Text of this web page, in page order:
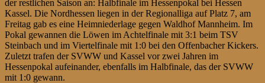
der restlichen Saison an: Halbfinale im Hessenpokal bei Hessen
Kassel. Die Nordhessen liegen in der Regionalliga auf Platz 7, am
Freitag gab es eine Heimniederlage gegen Waldhof Mannheim. Im
Pokal gewannen die Löwen im Achtelfinale mit 3:1 beim TSV
Steinbach und im Viertelfinale mit 1:0 bei den Offenbacher Kickers.
Zuletzt trafen der SVWW und Kassel vor zwei Jahren im
Hessenpokal aufeinander, ebenfalls im Halbfinale, das der SVWW
mit 1:0 gewann.